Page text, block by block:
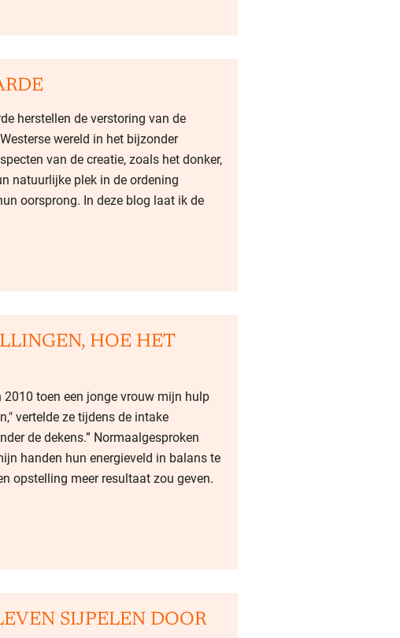
herstellen de verstoring van de
wereld in het bijzonder
van de creatie, zoals het donker,
natuurlijke plek in de ordening
oorsprong. In deze blog laat ik de
HOE HET
toen een jonge vrouw mijn hulp
vertelde ze tijdens de intake
de dekens.” Normaalgesproken
handen hun energieveld in balans te
opstelling meer resultaat zou geven.
SIJPELEN DOOR